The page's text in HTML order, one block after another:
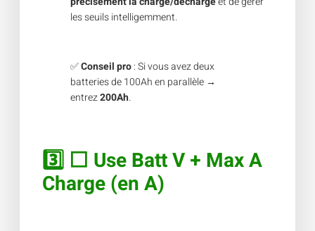
les seuils intelligemment.
✅Conseil pro: Si vous avez deux
batteries de 100Ah en parallèle →
entrez200Ah.
3️⃣ ⬜ Use Batt V + Max A
Charge (en A)